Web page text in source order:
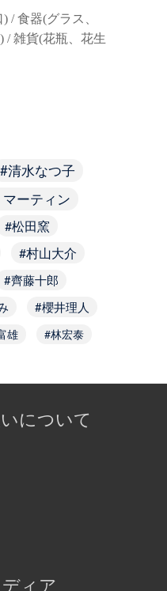
/ 食器(グラス、
/ 雑貨(花瓶、花生
清水なつ子
マーティン
松田窯
村山大介
齊藤十郎
櫻井理人
雄 林宏泰
について
ィア